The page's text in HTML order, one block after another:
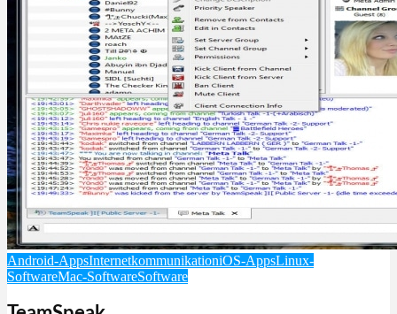
Android-AppsInternetkommunikationiOS-AppsLinux-
SoftwareMac-SoftwareSoftware